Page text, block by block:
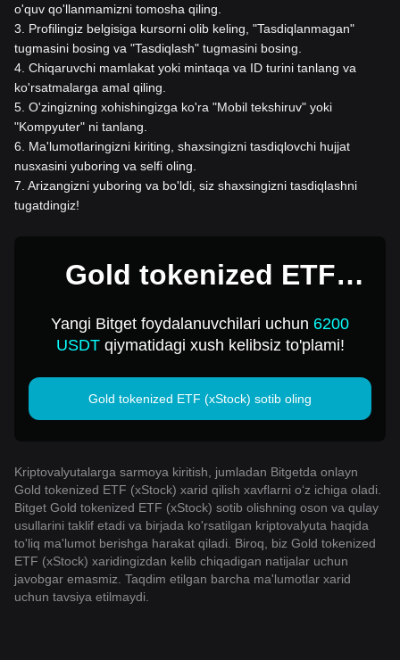
o'quv qo'llanmamizni tomosha qiling.
3
Profilingiz belgisiga kursorni olib keling, "Tasdiqlanmagan"
tugmasini bosing va "Tasdiqlash" tugmasini bosing.
4 Chiqaruvchi mamlakat yoki mintaqa va ID turini tanlang va
ko'rsatmalarga amal qiling.
5 O'zingizning xohishingizga ko'ra "Mobil tekshiruv" yoki
"Kompyuter" ni tanlang.
6
Ma'lumotlaringizni kiriting, shaxsingizni tasdiqlovchi hujjat
nusxasini yuboring va selfi oling.
7 Arizangizni yuboring va bo'ldi, siz shaxsingizni tasdiqlashni
tugatdingiz!
Gold tokenized ETF
sotib oling
Yangi Bitget foydalanuvchilari uchun 6200
USDTqiymatidagi xush kelibsiz to'plami!
Gold tokenized ETF (xStock) sotib oling
Kriptovalyutalarga sarmoya kiritish, jumladan Bitgetda onlayn
Gold tokenized ETF (xStock) xarid qilish xavflarni o‘z ichiga oladi.
Bitget Gold tokenized ETF (xStock) sotib olishning oson va qulay
usullarini taklif etadi va birjada ko'rsatilgan kriptovalyuta haqida
to'liq ma'lumot berishga harakat qiladi. Biroq, biz Gold tokenized
ETF (xStock) xaridingizdan kelib chiqadigan natijalar uchun
javobgar emasmiz. Taqdim etilgan barcha ma'lumotlar xarid
uchun tavsiya etilmaydi.